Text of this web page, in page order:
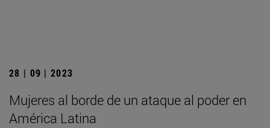
28 | 09 | 2023
Mujeres al borde de un ataque al poder en
América Latina